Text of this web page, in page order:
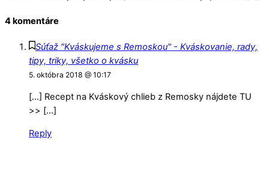
4 komentáre
Súťaž "Kváskujeme s Remoskou" - Kváskovanie, rady,
tipy, triky, všetko o kvásku
5. októbra 2018 @ 10:17
[…] Recept na Kváskový chlieb z Remosky nájdete TU
>> […]
Reply